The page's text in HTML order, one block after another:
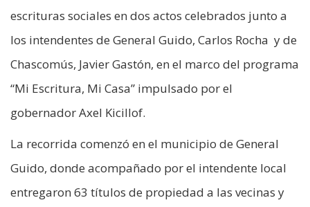
escrituras sociales en dos actos celebrados junto a
los intendentes de General Guido, Carlos Rocha y de
Chascomús, Javier Gastón, en el marco del programa
“Mi Escritura, Mi Casa” impulsado por el
gobernador Axel Kicillof.
La recorrida comenzó en el municipio de General
Guido, donde acompañado por el intendente local
entregaron 63 títulos de propiedad a las vecinas y